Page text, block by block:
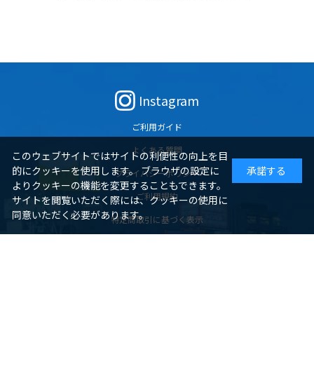
Instagram
ご利用ガイド
よくある質問
プライバシーポリシー
ご利用規約
特定商取引に基づく表示
このウェブサイトではサイトの利便性の向上を目
的にクッキーを使用します。 ブラウザの設定に
よりクッキーの機能を変更することもできます。
サイトを閲覧いただく際には、クッキーの使用に
同意いただく必要があります。
承諾する